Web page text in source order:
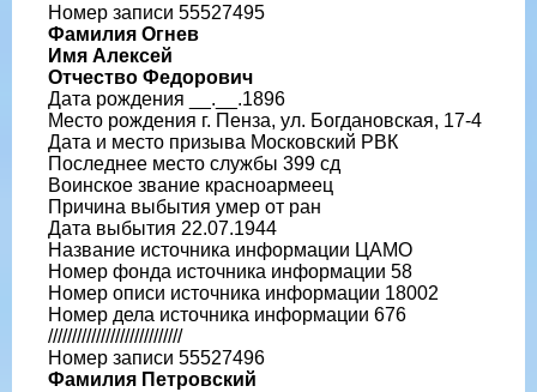
Номер записи 55527495
Фамилия Огнев
Имя Алексей
Отчество Федорович
Дата рождения __.__.1896
Место рождения г. Пенза, ул. Богдановская, 17-4
Дата и место призыва Московский РВК
Последнее место службы 399 сд
Воинское звание красноармеец
Причина выбытия умер от ран
Дата выбытия 22.07.1944
Название источника информации ЦАМО
Номер фонда источника информации 58
Номер описи источника информации 18002
Номер дела источника информации 676
////////////////////////////
Номер записи 55527496
Фамилия Петровский